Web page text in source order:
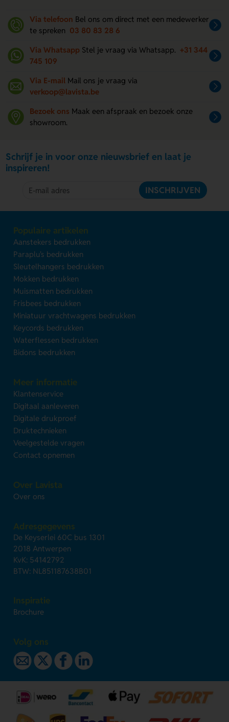
Via telefoon Bel ons om direct met een medewerker
te spreken 03 80 83 28 6
Via Whatsapp Stel je vraag via Whatsapp. +31 344
745 109
Via E-mail Mail ons je vraag via
verkoop@lavista.be
Bezoek ons Maak een afspraak en bezoek onze
showroom.
Schrijf je in voor onze nieuwsbrief en laat je
inspireren!
INSCHRIJVEN
Populaire artikelen
Aanstekers bedrukken
Paraplu's bedrukken
Sleutelhangers bedrukken
Mokken bedrukken
Muismatten bedrukken
Frisbees bedrukken
Miniatuur vrachtwagens bedrukken
Keycords bedrukken
Waterflessen bedrukken
Bidons bedrukken
Meer informatie
Klantenservice
Digitaal aanleveren
Digitale drukproef
Druktechnieken
Veelgestelde vragen
Contact opnemen
Over Lavista
Over ons
Adresgegevens
De Keyserlei 60C bus 1301
2018 Antwerpen
KvK: 54142792
BTW: NL851187638B01
Inspiratie
Brochure
Volg ons